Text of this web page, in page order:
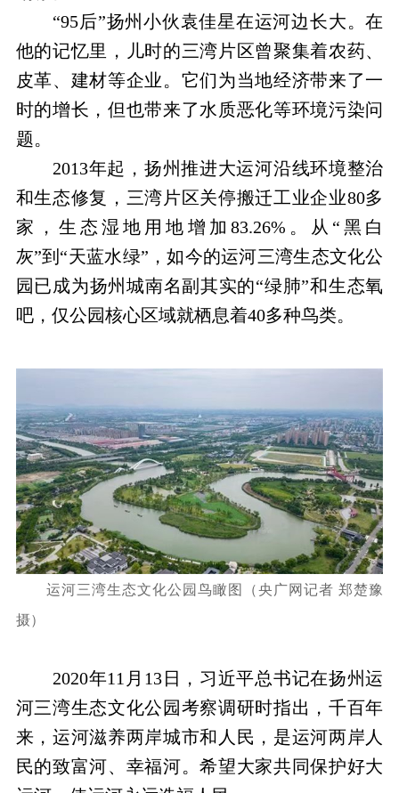
“95后”扬州小伙袁佳星在运河边长大。在
他的记忆里，儿时的三湾片区曾聚集着农药、
皮革、建材等企业。它们为当地经济带来了一
时的增长，但也带来了水质恶化等环境污染问
题。
2013年起，扬州推进大运河沿线环境整治
和生态修复，三湾片区关停搬迁工业企业80多
家，生态湿地用地增加83.26%。从“黑白
灰”到“天蓝水绿”，如今的运河三湾生态文化公
园已成为扬州城南名副其实的“绿肺”和生态氧
吧，仅公园核心区域就栖息着40多种鸟类。
运河三湾生态文化公园鸟瞰图（央广网记者 郑楚豫
摄）
2020年11月13日，习近平总书记在扬州运
河三湾生态文化公园考察调研时指出，千百年
来，运河滋养两岸城市和人民，是运河两岸人
民的致富河、幸福河。希望大家共同保护好大